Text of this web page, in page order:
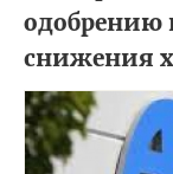
одобрению
снижения